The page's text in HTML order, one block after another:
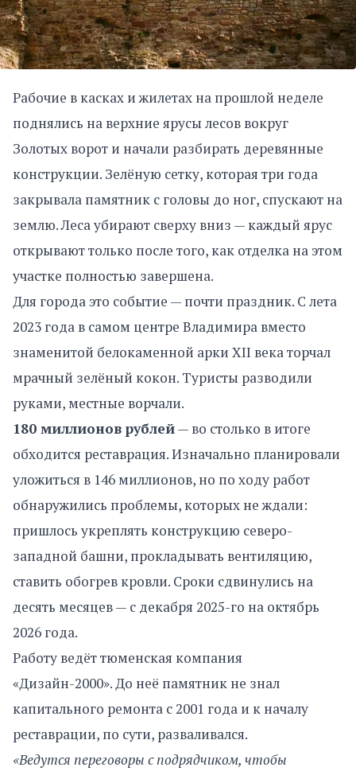
Рабочие в касках и жилетах на прошлой неделе
поднялись на верхние ярусы лесов вокруг
Золотых ворот и начали разбирать деревянные
конструкции. Зелёную сетку, которая три года
закрывала памятник с головы до ног, спускают на
землю. Леса убирают сверху вниз — каждый ярус
открывают только после того, как отделка на этом
участке полностью завершена.
Для города это событие — почти праздник. С лета
2023 года в самом центре Владимира вместо
знаменитой белокаменной арки XII века торчал
мрачный зелёный кокон. Туристы разводили
руками, местные ворчали.
180 миллионов рублей— во столько в итоге
обходится реставрация. Изначально планировали
уложиться в 146 миллионов, но по ходу работ
обнаружились проблемы, которых не ждали:
пришлось укреплять конструкцию северо-
западной башни, прокладывать вентиляцию,
ставить обогрев кровли. Сроки сдвинулись на
десять месяцев — с декабря 2025-го на октябрь
2026 года.
Работу ведёт тюменская компания
«Дизайн-2000». До неё памятник не знал
капитального ремонта с 2001 года и к началу
реставрации, по сути, разваливался.
«Ведутся переговоры с подрядчиком, чтобы